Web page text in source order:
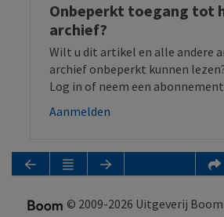
Onbeperkt toegang tot
archief?
Wilt u dit artikel en alle andere
archief onbeperkt kunnen
Log in of neem een
Aanmelden
© 2009-2026 Uitgeverij